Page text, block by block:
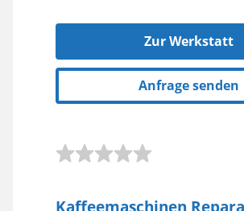
Zur Werkstatt
Anfrage senden